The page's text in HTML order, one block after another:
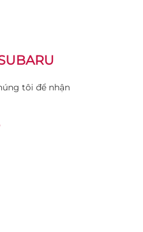
tôi để nhận